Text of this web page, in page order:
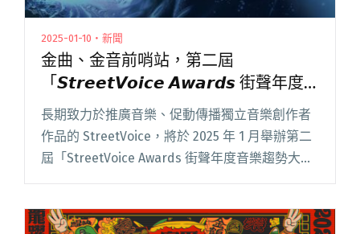
2025-01-10・新聞
金曲、金音前哨站，第二屆
「𝙎𝙩𝙧𝙚𝙚𝙩𝙑𝙤𝙞𝙘𝙚 𝘼𝙬𝙖𝙧𝙙𝙨 街聲年度
音樂趨勢大獎」公布全名單
長期致力於推廣音樂、促動傳播獨立音樂創作者
作品的 StreetVoice，將於 2025 年 1 月舉辦第二
屆「StreetVoice Awards 街聲年度音樂趨勢大
獎」。 街聲音樂獎首屆起步於 2024 年，由「掌
前哨站，第二屆「𝙎𝙩𝙧𝙚𝙚𝙩𝙑𝙤𝙞𝙘𝙚 𝘼𝙬𝙖𝙧𝙙𝙨 街聲